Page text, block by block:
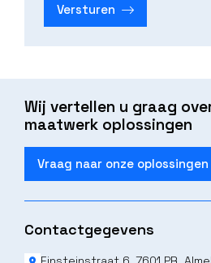
Versturen
Wij vertellen u graag
maatwerk oplossingen
Vraag naar onze oplossingen
Contactgegevens